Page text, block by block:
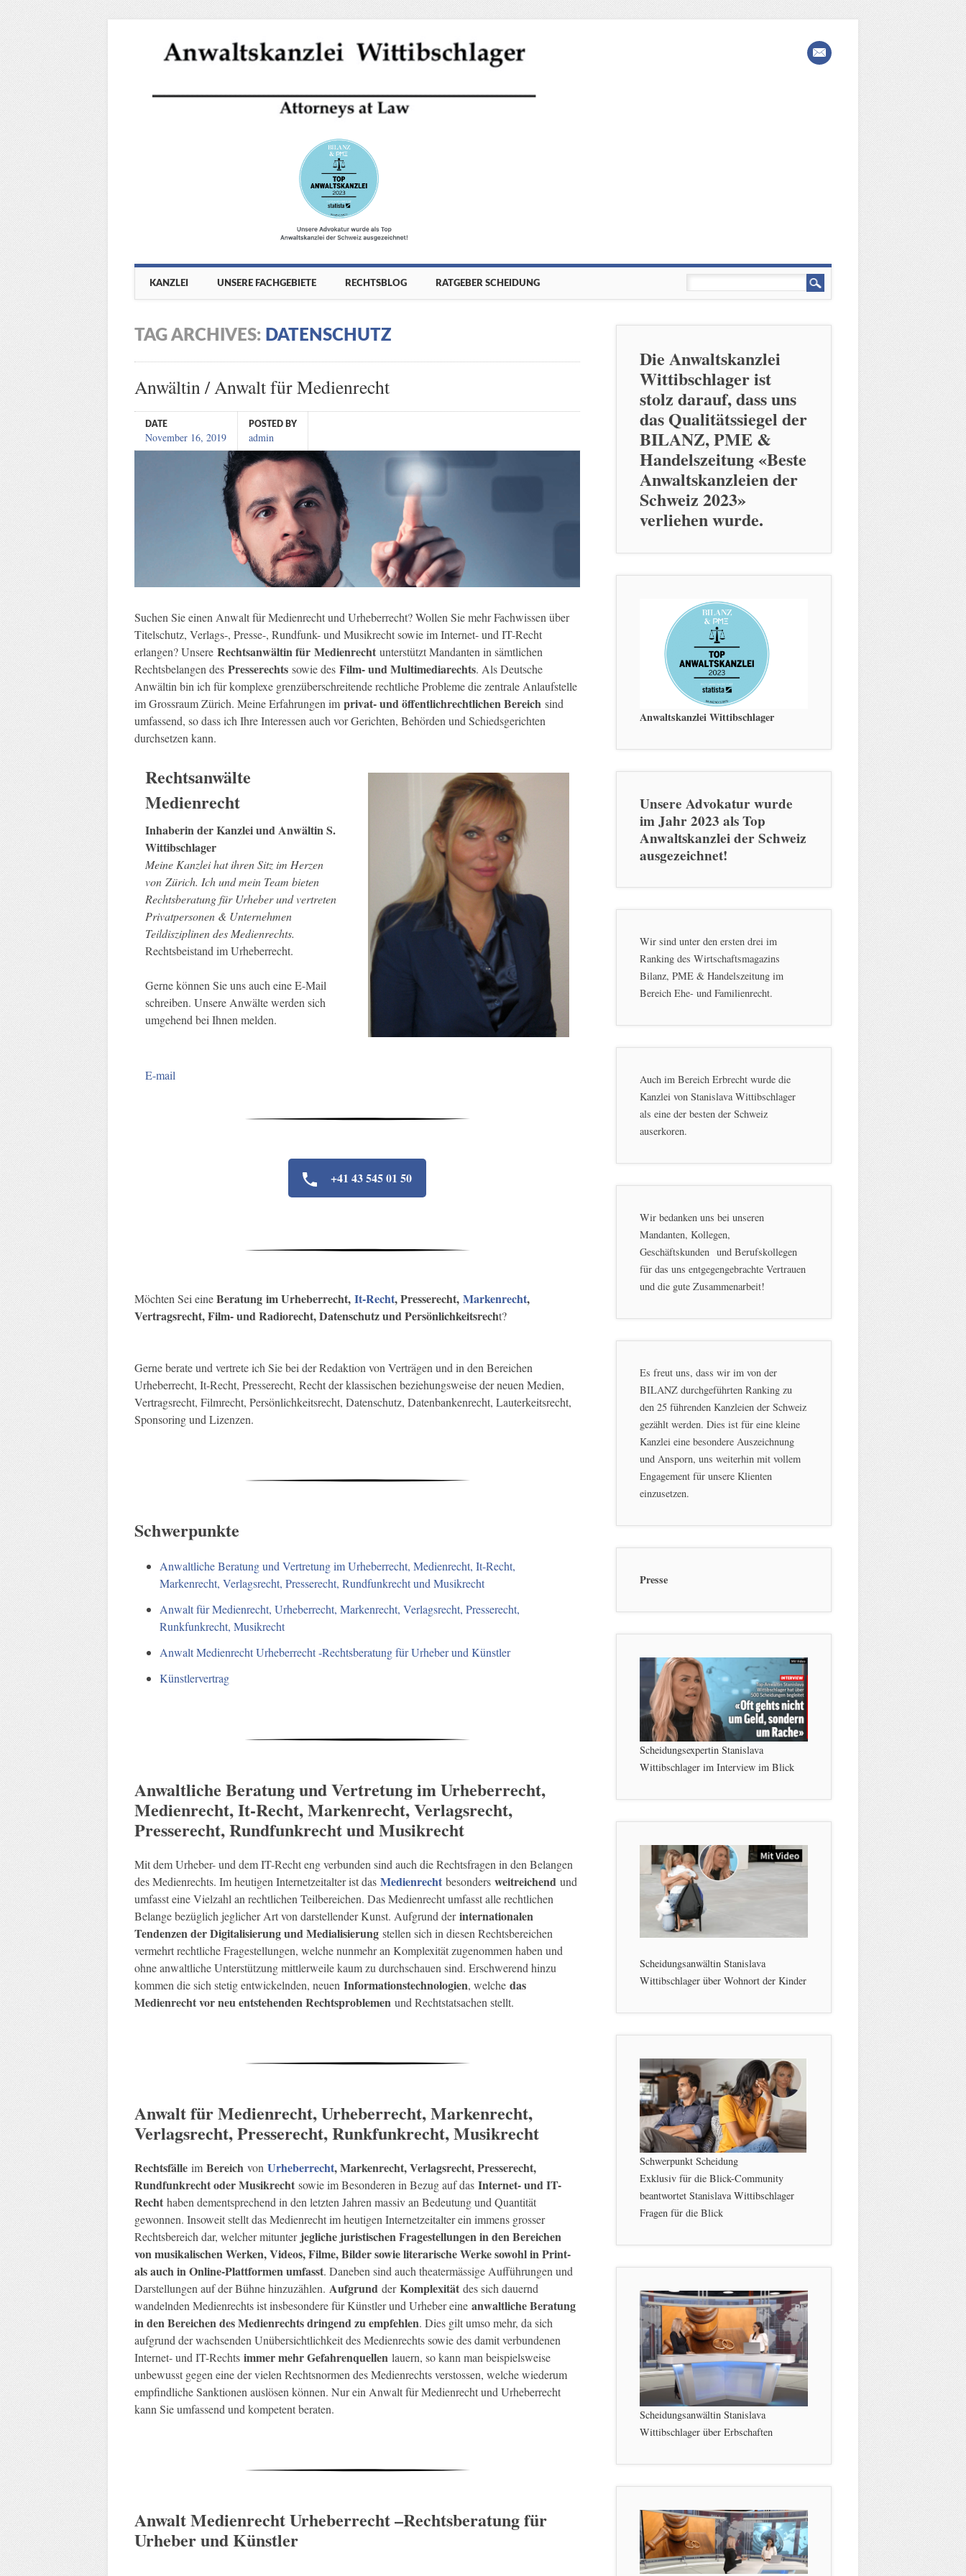
Main menu
KANZLEI UNSERE FACHGEBIETE RECHTSBLOG RATGEBER SCHEIDUNG
TAG ARCHIVES: DATENSCHUTZ
Anwältin / Anwalt für Medienrecht
DATE
November 16, 2019
POSTED BY
admin
Suchen Sie einen Anwalt für Medienrecht und Urheberrecht? Wollen Sie mehr Fachwissen über
Titelschutz, Verlags-, Presse-, Rundfunk- und Musikrecht sowie im Internet- und IT-Recht
erlangen? Unsere Rechtsanwältin für Medienrechtunterstützt Mandanten in sämtlichen
Rechtsbelangen des Presserechtssowie des Film- und Multimediarechts. Als Deutsche
Anwältin bin ich für komplexe grenzüberschreitende rechtliche Probleme die zentrale Anlaufstelle
im Grossraum Zürich. Meine Erfahrungen im privat- und öffentlichrechtlichen Bereich sind
umfassend, so dass ich Ihre Interessen auch vor Gerichten, Behörden und Schiedsgerichten
durchsetzen kann.
Rechtsanwälte
Medienrecht
Inhaberin der Kanzlei und Anwältin S.
Wittibschlager
Meine Kanzlei hat ihren Sitz im Herzen
von Zürich. Ich und mein Team bieten
Rechtsberatung für Urheber und vertreten
Privatpersonen & Unternehmen
Teildisziplinen des Medienrechts.
Rechtsbeistand im Urheberrecht.
Gerne können Sie uns auch eine E-Mail
schreiben. Unsere Anwälte werden sich
umgehend bei Ihnen melden.
E-mail
+41 43 545 01 50
Möchten Sei eineBeratung im Urheberrecht, It-Recht, Presserecht, Markenrecht,
Vertragsrecht, Film- und Radiorecht, Datenschutz und Persönlichkeitsrecht?
Gerne berate und vertrete ich Sie bei der Redaktion von Verträgen und in den Bereichen
Urheberrecht, It-Recht, Presserecht, Recht der klassischen beziehungsweise der neuen Medien,
Vertragsrecht, Filmrecht, Persönlichkeitsrecht, Datenschutz, Datenbankenrecht, Lauterkeitsrecht,
Sponsoring und Lizenzen.
Schwerpunkte
Anwaltliche Beratung und Vertretung im Urheberrecht, Medienrecht, It-Recht,
Markenrecht, Verlagsrecht, Presserecht, Rundfunkrecht und Musikrecht
Anwalt für Medienrecht, Urheberrecht, Markenrecht, Verlagsrecht, Presserecht,
Runkfunkrecht, Musikrecht
Anwalt Medienrecht Urheberrecht -Rechtsberatung für Urheber und Künstler
Künstlervertrag
Anwaltliche Beratung und Vertretung im Urheberrecht,
Medienrecht, It-Recht, Markenrecht, Verlagsrecht,
Presserecht, Rundfunkrecht und Musikrecht
Mit dem Urheber- und dem IT-Recht eng verbunden sind auch die Rechtsfragen in den Belangen
des Medienrechts. Im heutigen Internetzeitalter ist das Medienrechtbesonders weitreichend und
umfasst eine Vielzahl an rechtlichen Teilbereichen. Das Medienrecht umfasst alle rechtlichen
Belange bezüglich jeglicher Art von darstellender Kunst. Aufgrund derinternationalen
Tendenzen der Digitalisierung und Medialisierungstellen sich in diesen Rechtsbereichen
vermehrt rechtliche Fragestellungen, welche nunmehr an Komplexität zugenommen haben und
ohne anwaltliche Unterstützung mittlerweile kaum zu durchschauen sind. Erschwerend hinzu
kommen die sich stetig entwickelnden, neuen Informationstechnologien, welche das
Medienrecht vor neu entstehenden Rechtsproblemen und Rechtstatsachen stellt.
Anwalt für Medienrecht, Urheberrecht, Markenrecht,
Verlagsrecht, Presserecht, Runkfunkrecht, Musikrecht
Rechtsfälleim Bereich von Urheberrecht, Markenrecht, Verlagsrecht, Presserecht,
Rundfunkrecht oder Musikrechtsowie im Besonderen in Bezug auf das Internet- und IT-
Rechthaben dementsprechend in den letzten Jahren massiv an Bedeutung und Quantität
gewonnen. Insoweit stellt das Medienrecht im heutigen Internetzeitalter ein immens grosser
Rechtsbereich dar, welcher mitunter jegliche juristischen Fragestellungen in den Bereichen
von musikalischen Werken, Videos, Filme, Bilder sowie literarische Werke sowohl in Print-
als auch in Online-Plattformen umfasst. Daneben sind auch theatermässige Aufführungen und
Darstellungen auf der Bühne hinzuzählen. Aufgrund derKomplexitätdes sich dauernd
wandelnden Medienrechts ist insbesondere für Künstler und Urheber eine anwaltliche Beratung
in den Bereichen des Medienrechts dringend zu empfehlen. Dies gilt umso mehr, da sich
aufgrund der wachsenden Unübersichtlichkeit des Medienrechts sowie des damit verbundenen
Internet- und IT-Rechts immer mehr Gefahrenquellen lauern, so kann man beispielsweise
unbewusst gegen eine der vielen Rechtsnormen des Medienrechts verstossen, welche wiederum
empfindliche Sanktionen auslösen können. Nur ein Anwalt für Medienrecht und Urheberrecht
kann Sie umfassend und kompetent beraten.
Anwalt Medienrecht Urheberrecht –Rechtsberatung für
Urheber und Künstler
Die Anwaltskanzlei
Wittibschlager ist
stolz darauf, dass uns
das Qualitätssiegel der
BILANZ, PME &
Handelszeitung «Beste
Anwaltskanzleien der
Schweiz 2023»
verliehen wurde.
Anwaltskanzlei Wittibschlager
Unsere Advokatur wurde
im Jahr 2023 als Top
Anwaltskanzlei der Schweiz
ausgezeichnet!
Wir sind unter den ersten drei im
Ranking des Wirtschaftsmagazins
Bilanz, PME & Handelszeitung im
Bereich Ehe- und Familienrecht.
Auch im Bereich Erbrecht wurde die
Kanzlei von Stanislava Wittibschlager
als eine der besten der Schweiz
auserkoren.
Wir bedanken uns bei unseren
Mandanten, Kollegen,
Geschäftskunden und Berufskollegen
für das uns entgegengebrachte Vertrauen
und die gute Zusammenarbeit!
Es freut uns, dass wir im von der
BILANZ durchgeführten Ranking zu
den 25 führenden Kanzleien der Schweiz
gezählt werden. Dies ist für eine kleine
Kanzlei eine besondere Auszeichnung
und Ansporn, uns weiterhin mit vollem
Engagement für unsere Klienten
einzusetzen.
Presse
Scheidungsexpertin Stanislava
Wittibschlager im Interview im Blick
Scheidungsanwältin Stanislava
Wittibschlager über Wohnort der Kinder
Schwerpunkt Scheidung
Exklusiv für die Blick-Community
beantwortet Stanislava Wittibschlager
Fragen für die Blick
Scheidungsanwältin Stanislava
Wittibschlager über Erbschaften